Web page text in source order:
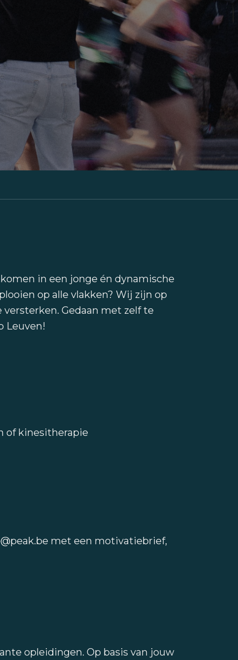
in een jonge én dynamische
op alle vlakken? Wij zijn op
Gedaan met zelf te
Leuven!
of kinesitherapie
met een motivatiebrief,
opleidingen. Op basis van jouw